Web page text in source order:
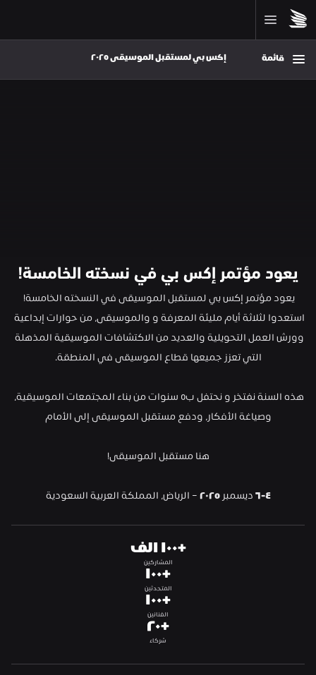
قائمة إكس بي لمستقبل الموسيقى ٢٠٢٥
يعود مؤتمر إكس بي في نسخته الخامسة!
التي تعزز جميعها قطاع الموسيقى في المنطقة.
وصياغة الأفكار، ودفع مستقبل الموسيقى إلى الأمام
هنا مستقبل الموسيقى!
٤-٦ ديسمبر ٢٠٢٥ – الرياض، المملكة العربية السعودية
+١٠٠ الف
المشاركين
+١٠٠
المتحدثين
+١٠٠
الفنانين
+٢٠
شركاء